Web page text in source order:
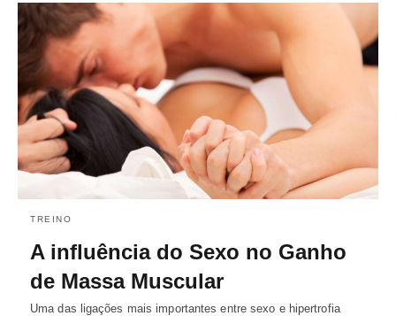
TREINO
A influência do Sexo no Ganho
de Massa Muscular
Uma das ligações mais importantes entre sexo e hipertrofia